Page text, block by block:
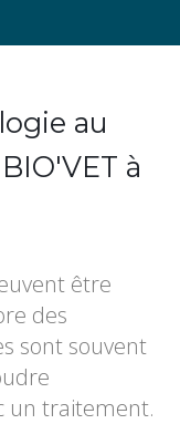
au
à
être
des
sont souvent
un traitement.